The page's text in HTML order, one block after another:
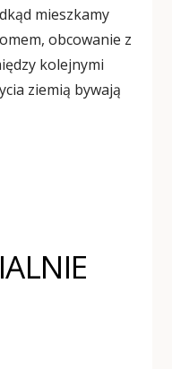
mieszkamy
obcowanie z
kolejnymi
ziemią bywają